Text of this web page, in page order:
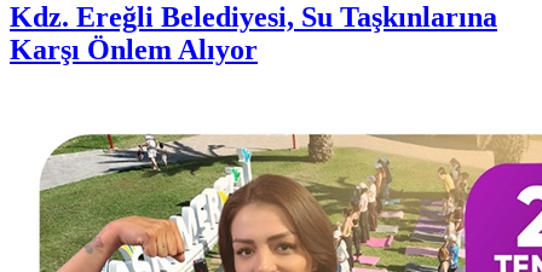
Kdz. Ereğli Belediyesi, Su Taşkınlarına
Karşı Önlem Alıyor